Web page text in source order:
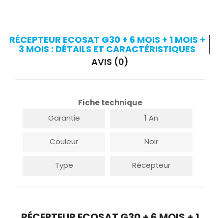
RÉCEPTEUR ECOSAT G30 + 6 MOIS + 1 MOIS +
3 MOIS : DÉTAILS ET CARACTÉRISTIQUES
AVIS (0)
Fiche technique
Garantie
1 An
Couleur Noir
Type Récepteur